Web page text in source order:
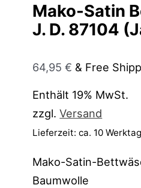
Mako-Satin
J. D. 87104
64,95€ & Free
Enthält 19% MwSt.
zzgl.Versand
Lieferzeit: ca. 10
Mako-Satin-
Baumwolle